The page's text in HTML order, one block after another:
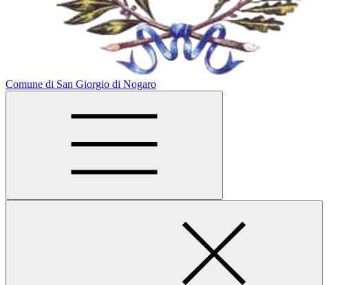
Comune di San Giorgio di Nogaro